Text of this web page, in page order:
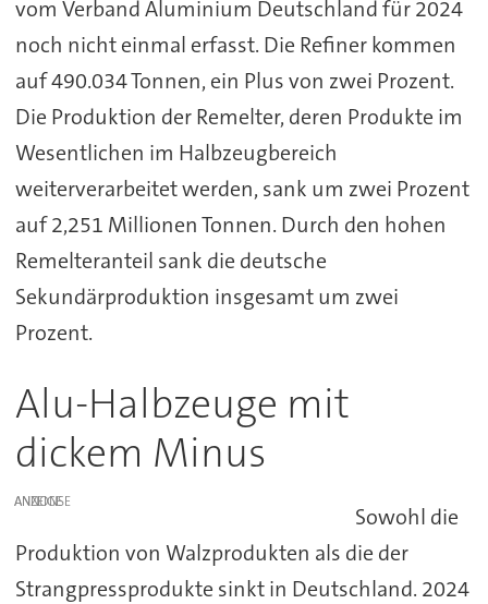
vom Verband Aluminium Deutschland für 2024
noch nicht einmal erfasst. Die Refiner kommen
auf 490.034 Tonnen, ein Plus von zwei Prozent.
Die Produktion der Remelter, deren Produkte im
Wesentlichen im Halbzeugbereich
weiterverarbeitet werden, sank um zwei Prozent
auf 2,251 Millionen Tonnen. Durch den hohen
Remelteranteil sank die deutsche
Sekundärproduktion insgesamt um zwei
Prozent.
Alu-Halbzeuge mit
dickem Minus
ANZEIGE
Sowohl die
Produktion von Walzprodukten als die der
Strangpressprodukte sinkt in Deutschland. 2024